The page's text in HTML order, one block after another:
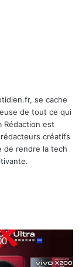
de Vivo. La
spéciale
une nouvelle
axés sur la
pour
se cache
de tout ce qui
Rédaction est
créatifs
de rendre la tech